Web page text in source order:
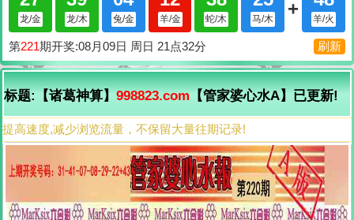
标题:【诸葛神算】 998823.com 【管家婆心水A】已更新!
提高速度,减少浏览流量，不保留大量往期记录!